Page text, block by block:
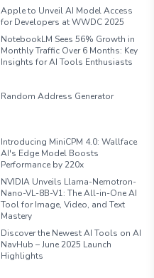
Apple to Unveil AI Model Access
for Developers at WWDC 2025
NotebookLM Sees 56% Growth in
Monthly Traffic Over 6 Months: Key
Insights for AI Tools Enthusiasts
Random Address Generator
Introducing MiniCPM 4.0: Wallface
AI's Edge Model Boosts
Performance by 220x
NVIDIA Unveils Llama-Nemotron-
Nano-VL-8B-V1: The All-in-One AI
Tool for Image, Video, and Text
Mastery
Discover the Newest AI Tools on AI
NavHub – June 2025 Launch
Highlights